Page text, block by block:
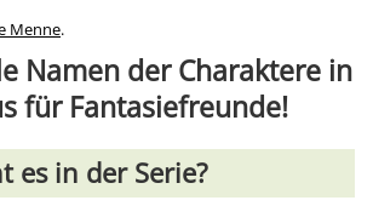
Menne.
Namen der Charaktere in
für Fantasiefreunde!
es in der Serie?